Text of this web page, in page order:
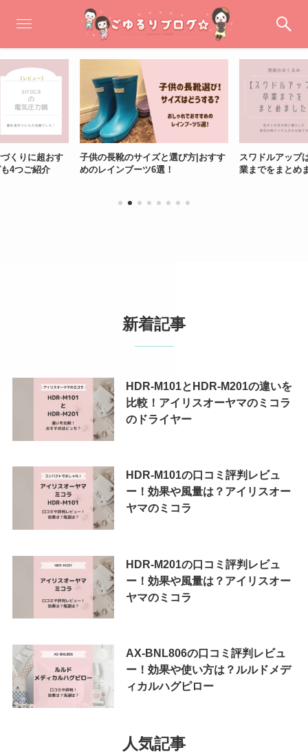
くりに超おす
4つご紹介
子供の長靴のサイズと選び方|おすす
めのレインブーツ6選！
スワドルアップ
業までをまとめ
新着記事
HDR-M101とHDR-M201の違いを
比較！アイリスオーヤマのミコラ
のドライヤー
HDR-M101の口コミ評判レビュ
ー！効果や風量は？アイリスオー
ヤマのミコラ
HDR-M201の口コミ評判レビュ
ー！効果や風量は？アイリスオー
ヤマのミコラ
AX-BNL806の口コミ評判レビュ
ー！効果や使い方は？ルルドメデ
ィカルハグピロー
人気記事